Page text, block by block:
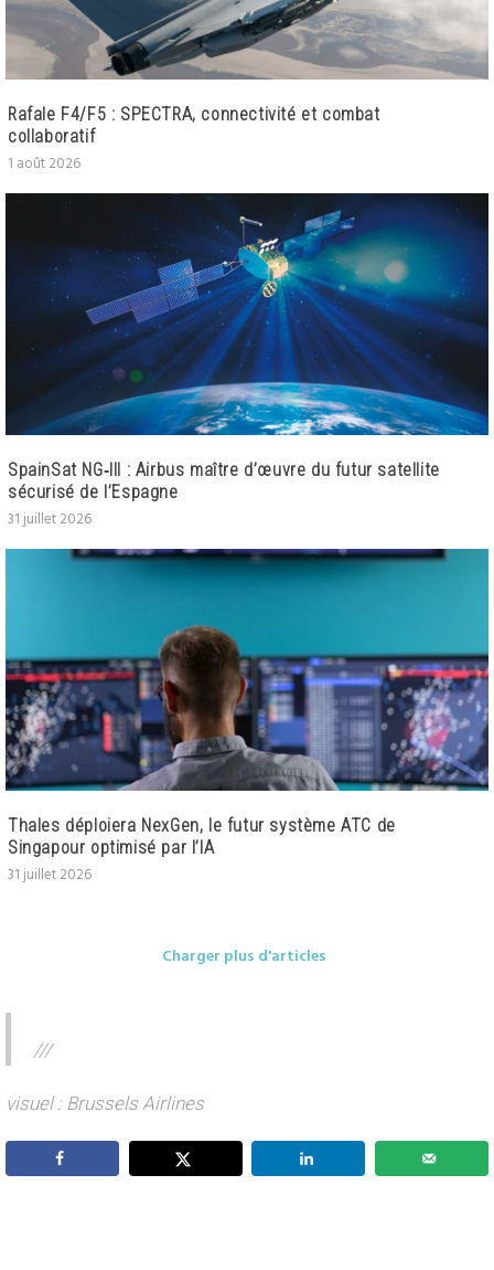
Rafale F4/F5 : SPECTRA, connectivité et combat
collaboratif
1 août 2026
SpainSat NG‑III : Airbus maître d’œuvre du futur satellite
sécurisé de l’Espagne
31 juillet 2026
Thales déploiera NexGen, le futur système ATC de
Singapour optimisé par l’IA
31 juillet 2026
Charger plus d'articles
///
visuel : Brussels Airlines